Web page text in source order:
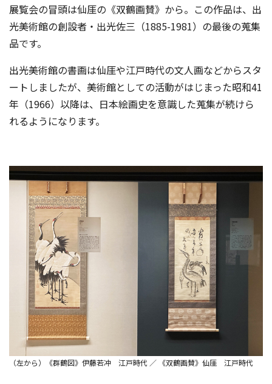
展覧会の冒頭は仙厓の《双鶴画賛》から。この作品は、出
光美術館の創設者・出光佐三（1885-1981）の最後の蒐集
品です。
出光美術館の書画は仙厓や江戸時代の文人画などからスタ
ートしましたが、美術館としての活動がはじまった昭和41
年（1966）以降は、日本絵画史を意識した蒐集が続けら
れるようになります。
（左から）《群鶴図》伊藤若冲 江戸時代 ／ 《双鶴画賛》仙厓 江戸時代